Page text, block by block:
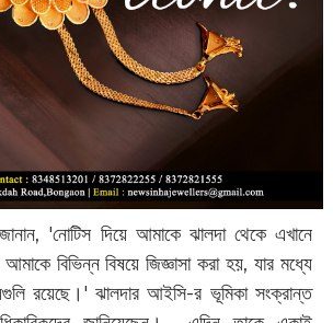
জানান, '‌নোটিস দিয়ে আমাকে ঝালদা থেকে এখানে
বিভিন্ন বিষয়ে জিজ্ঞাসা করা হয়, যার মধ্যে
রয়েছে।'‌ ঝালদার আইসি-র ভূমিকা সংক্রান্ত